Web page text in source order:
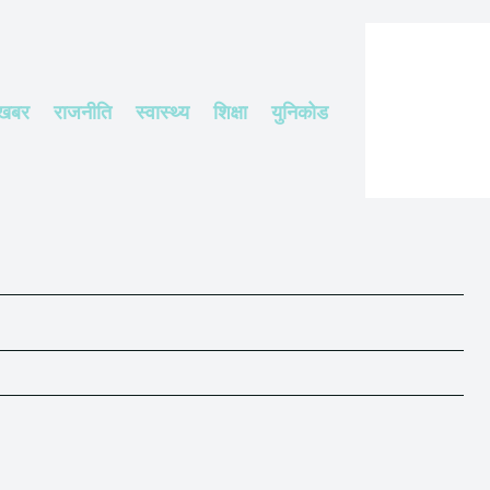
राजनीति स्वास्थ्य शिक्षा युनिकोड